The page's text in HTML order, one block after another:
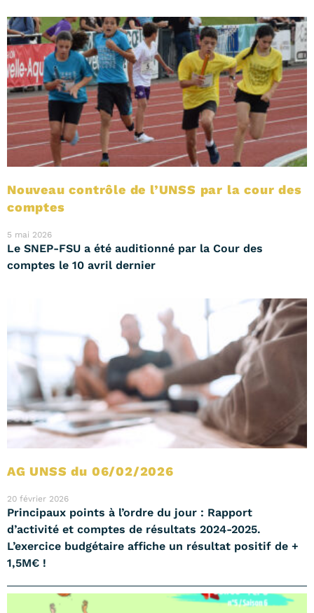
Nouveau contrôle de l’UNSS par la cour des
comptes
5 mai 2026
Le SNEP-FSU a été auditionné par la Cour des
comptes le 10 avril dernier
AG UNSS du 06/02/2026
20 février 2026
Principaux points à l’ordre du jour : Rapport
d’activité et comptes de résultats 2024-2025.
L’exercice budgétaire affiche un résultat positif de +
1,5M€ !